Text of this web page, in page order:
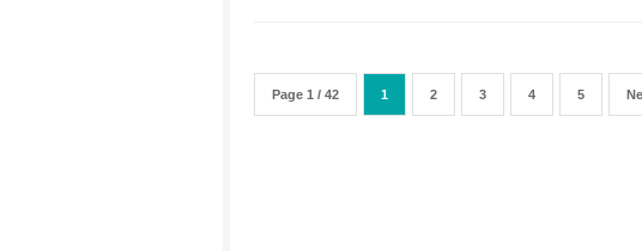
Page 1 / 42 1 2 3 4 5